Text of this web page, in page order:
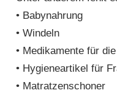
• Babynahrung
• Windeln
• Medikamente für
• Hygieneartikel für
• Matratzenschoner